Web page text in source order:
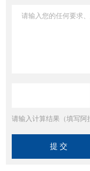
请输入计算结果（填写阿